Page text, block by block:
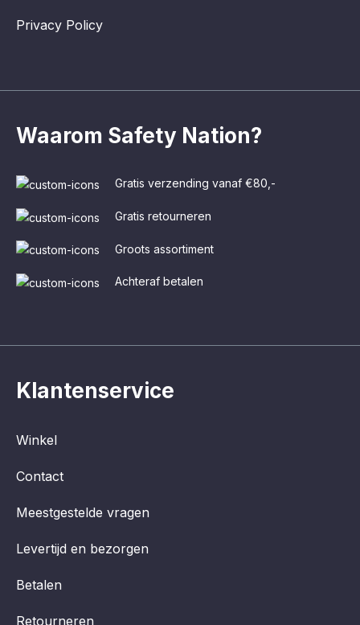
Klantenservice
Winkel
Contact
Meestgestelde vragen
Levertijd en bezorgen
Betalen
Retourneren
Waarom Safety Nation?
Gratis verzending vanaf €80,-
Gratis retourneren
Groots assortiment
Achteraf betalen
Privacy Policy